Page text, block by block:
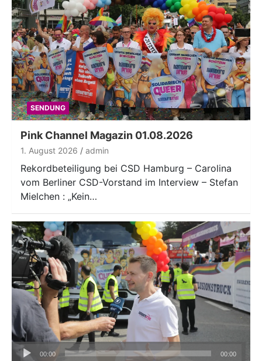
SENDUNG
Pink Channel Magazin 01.08.2026
1. August 2026 admin
Rekordbeteiligung bei CSD Hamburg – Carolina
vom Berliner CSD-Vorstand im Interview – Stefan
Mielchen : „Kein…
Audio-
00:00 00:00